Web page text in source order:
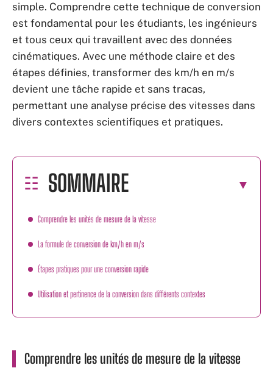
simple. Comprendre cette technique de conversion
est fondamental pour les étudiants, les ingénieurs
et tous ceux qui travaillent avec des données
cinématiques. Avec une méthode claire et des
étapes définies, transformer des km/h en m/s
devient une tâche rapide et sans tracas,
permettant une analyse précise des vitesses dans
divers contextes scientifiques et pratiques.
SOMMAIRE
Comprendre les unités de mesure de la vitesse
La formule de conversion de km/h en m/s
Étapes pratiques pour une conversion rapide
Utilisation et pertinence de la conversion dans différents contextes
Comprendre les unités de mesure de la vitesse